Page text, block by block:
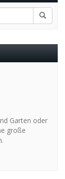
Garten oder
große